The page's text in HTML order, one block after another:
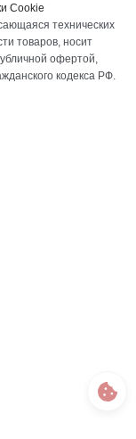
Cookie
технических
товаров, носит
офертой,
кодекса РФ.